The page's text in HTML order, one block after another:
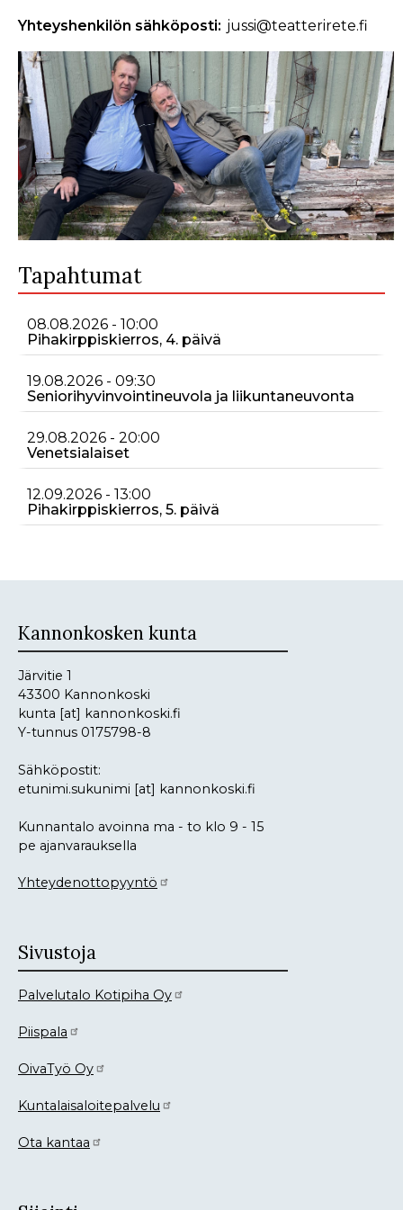
Yhteyshenkilön sähköposti jussi@teatterirete.fi
Tapahtumat
08.08.2026 - 10:00
Pihakirppiskierros, 4. päivä
19.08.2026 - 09:30
Seniorihyvinvointineuvola ja liikuntaneuvonta
29.08.2026 - 20:00
Venetsialaiset
12.09.2026 - 13:00
Pihakirppiskierros, 5. päivä
Kannonkosken kunta
Järvitie 1
43300 Kannonkoski
kunta [at] kannonkoski.fi
Y-tunnus 0175798-8
Sähköpostit:
etunimi.sukunimi [at] kannonkoski.fi
Kunnantalo avoinna ma - to klo 9 - 15
pe ajanvarauksella
Yhteydenottopyyntö
Sivustoja
Palvelutalo Kotipiha Oy
Piispala
OivaTyö Oy
Kuntalaisaloitepalvelu
Ota kantaa